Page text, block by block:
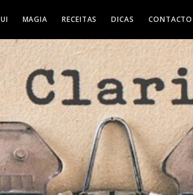
MAGIA RECEITAS DICAS CONTACTO